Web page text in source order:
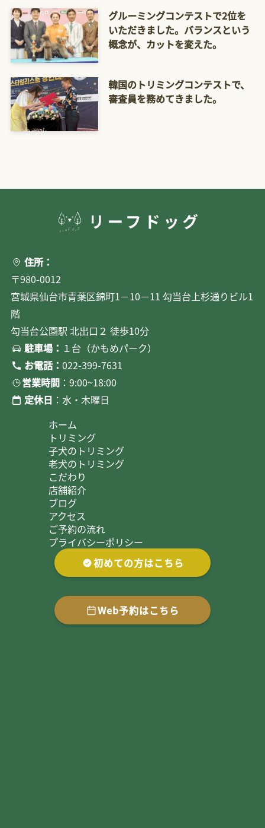
グルーミングコンテストで2位を
いただきました。バランスという
概念が、カットを変えた。
韓国のトリミングコンテストで、
審査員を務めてきました。
住所：
〒980-0012
宮城県仙台市青葉区錦町1－10－11 勾当台上杉通りビル1
階
勾当台公園駅 北出口２ 徒歩10分
駐車場： １台（かもめパーク）
お電話：022-399-7631
営業時間 ：9:00~18:00
定休日 ：水・木曜日
ホーム
トリミング
子犬のトリミング
老犬のトリミング
こだわり
店舗紹介
ブログ
アクセス
ご予約の流れ
プライバシーポリシー
初めての方はこちら
Web予約はこちら